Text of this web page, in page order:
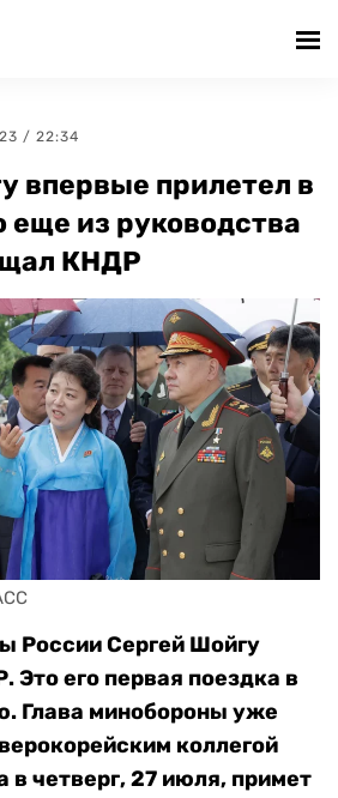
/ 22:34
впервые прилетел в
еще из руководства
КНДР
России Сергей Шойгу
Это его первая поездка в
Глава минобороны уже
коллегой
в четверг, 27 июля, примет